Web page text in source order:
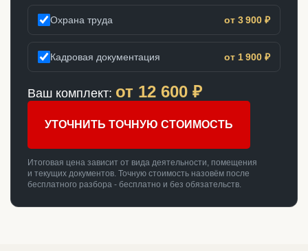
Охрана труда от 3 900 ₽
Кадровая документация от 1 900 ₽
Ваш комплект: от 12 600 ₽
УТОЧНИТЬ ТОЧНУЮ СТОИМОСТЬ
Итоговая цена зависит от вида деятельности, помещения
и текущих документов. Точную стоимость назовём после
бесплатного разбора - бесплатно и без обязательств.